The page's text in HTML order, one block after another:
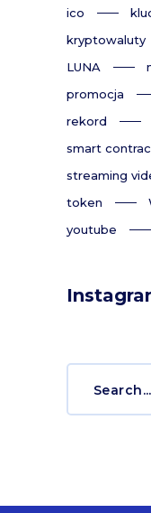
ico
kryptowaluty
LUNA
promocja
rekord
smart
streaming
token
youtube